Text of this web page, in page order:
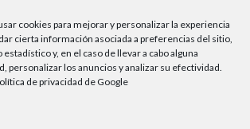
cookies para mejorar y personalizar la experiencia
cierta información asociada a preferencias del sitio,
y, en el caso de llevar a cabo alguna
personalizar los anuncios y analizar su efectividad.
de privacidad de Google